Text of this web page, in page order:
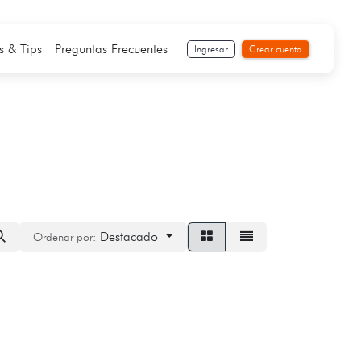
& Tips Preguntas Frecuentes Ingresar Crear cuenta
Ordenar por: Destacado